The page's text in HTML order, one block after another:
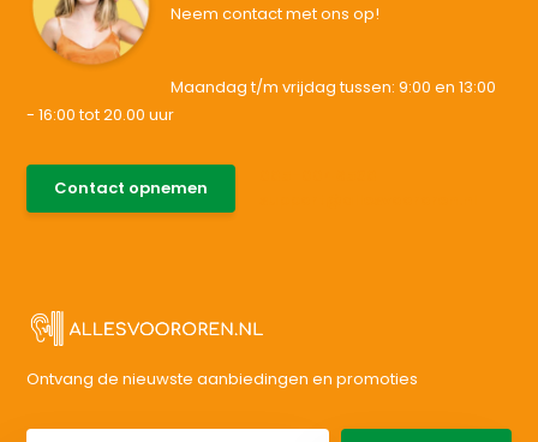
Neem contact met ons op!
Maandag t/m vrijdag tussen: 9:00 en 13:00
- 16:00 tot 20.00 uur
Contact opnemen
Ontvang de nieuwste aanbiedingen en promoties